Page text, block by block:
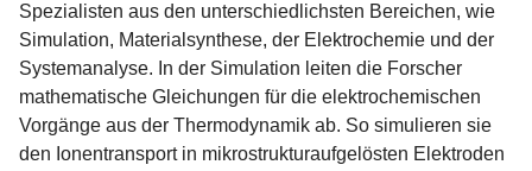
Spezialisten aus den unterschiedlichsten Bereichen, wie
Simulation, Materialsynthese, der Elektrochemie und der
Systemanalyse. In der Simulation leiten die Forscher
mathematische Gleichungen für die elektrochemischen
Vorgänge aus der Thermodynamik ab. So simulieren sie
den Ionentransport in mikrostrukturaufgelösten Elektroden